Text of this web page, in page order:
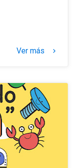
Ver más keyboard_arrow_right